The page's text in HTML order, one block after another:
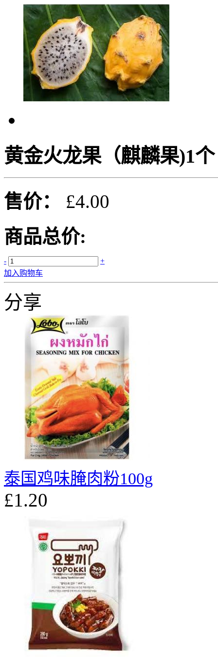
黄金火龙果（麒麟果)1个
售价：
£4.00
商品总价:
-
+
加入购物车
分享
泰国鸡味腌肉粉100g
£1.20